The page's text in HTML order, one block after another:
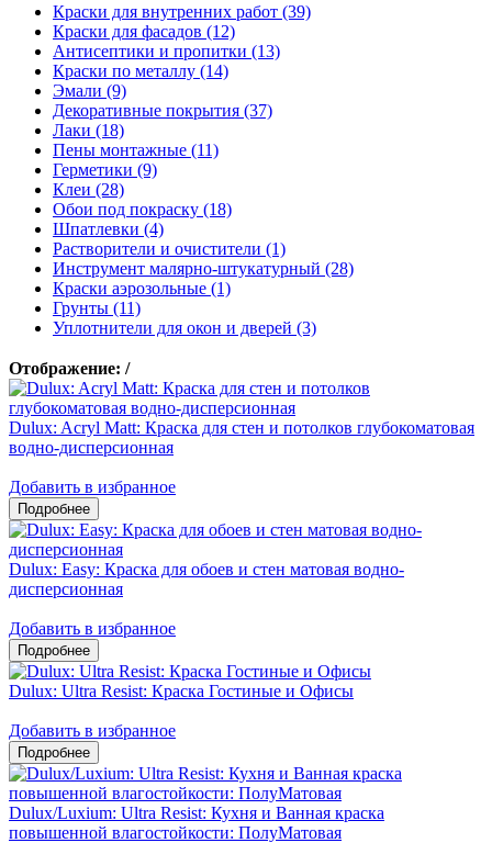
Краски для внутренних работ (39)
Краски для фасадов (12)
Антисептики и пропитки (13)
Краски по металлу (14)
Эмали (9)
Декоративные покрытия (37)
Лаки (18)
Пены монтажные (11)
Герметики (9)
Клеи (28)
Обои под покраску (18)
Шпатлевки (4)
Растворители и очистители (1)
Инструмент малярно-штукатурный (28)
Краски аэрозольные (1)
Грунты (11)
Уплотнители для окон и дверей (3)
Отображение: /
Dulux: Acryl Matt: Краска для стен и потолков глубокоматовая
водно-дисперсионная
Добавить в избранное
Dulux: Easy: Краска для обоев и стен матовая водно-
дисперсионная
Добавить в избранное
Dulux: Ultra Resist: Краска Гостиные и Офисы
Добавить в избранное
Dulux/Luxium: Ultra Resist: Кухня и Ванная краска
повышенной влагостойкости: ПолуМатовая